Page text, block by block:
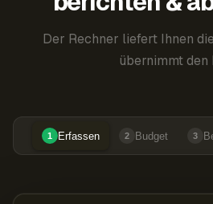
Der Rechner liefert Ihnen
übernimmt den
1 Erfassen 2 Budget 3